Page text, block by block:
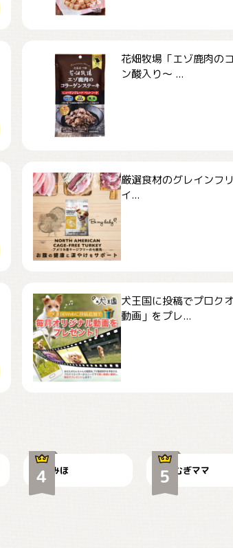
花畑牧場「エゾ鹿肉の
ン酸入り～ ...
厳選食材のグレインフ
イ...
犬王国に投稿でプロク
動画」をプレ...
みほ むぎママ